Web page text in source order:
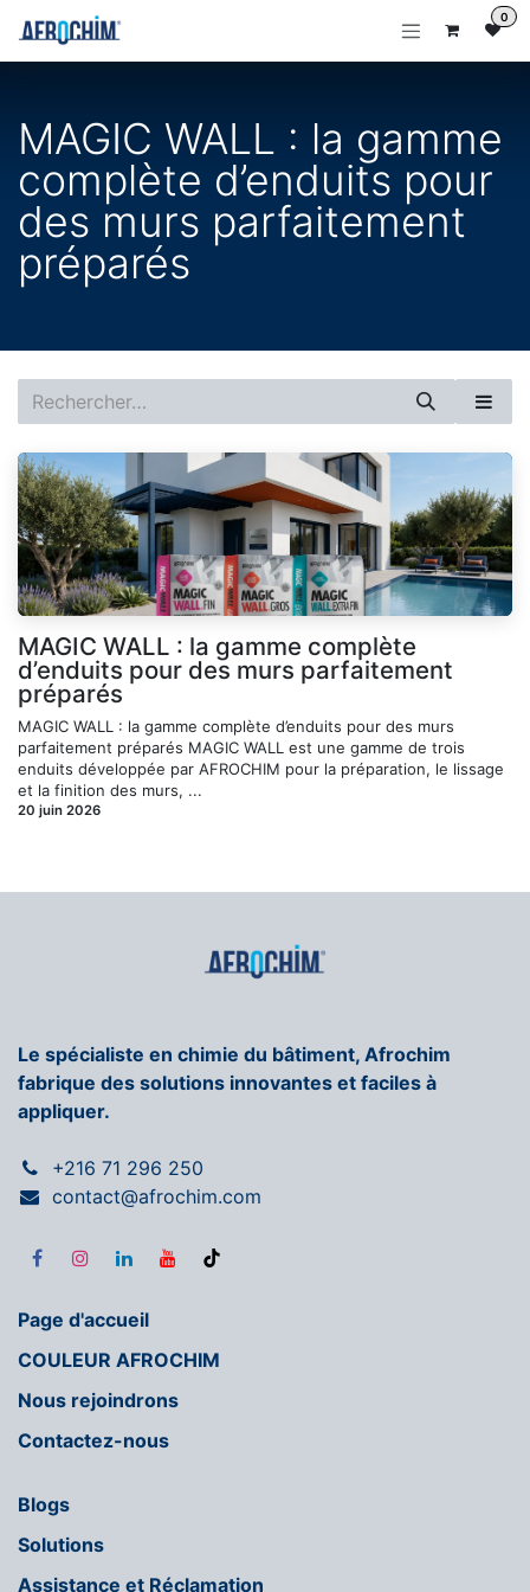
Se rendre au contenu 0
MAGIC WALL : la gamme
complète d’enduits pour
des murs parfaitement
préparés
MAGIC WALL : la gamme complète
d’enduits pour des murs parfaitement
préparés
MAGIC WALL : la gamme complète d’enduits pour des murs
parfaitement préparés MAGIC WALL est une gamme de trois
enduits développée par AFROCHIM pour la préparation, le lissage
et la finition des murs, ...
20 juin 2026
Le spécialiste en chimie du bâtiment, Afrochim
fabrique des solutions innovantes et faciles à
appliquer.
+216 71 296 250
contact@afrochim.com
Page d'accueil
COULEUR AFROCHIM
Nous rejoindrons
Contactez-nous
Blogs
Solutions
Assistance et Réclamation